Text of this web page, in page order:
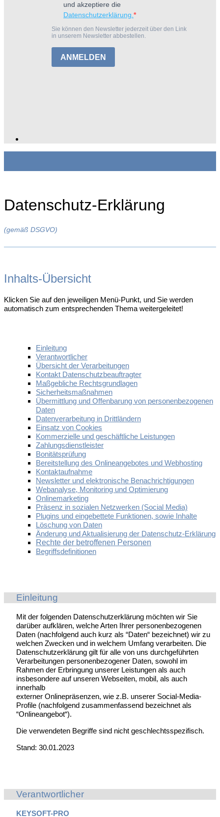
und akzeptiere die
Datenschutzerklärung.
Sie können den Newsletter jederzeit über den Link
in unserem Newsletter abbestellen.
ANMELDEN
Datenschutz-Erklärung
(gemäß DSGVO)
Inhalts-Übersicht
Klicken Sie auf den jeweiligen Menü-Punkt, und Sie werden
automatisch zum entsprechenden Thema weitergeleitet!
Einleitung
Verantwortlicher
Übersicht der Verarbeitungen
Kontakt Datenschutzbeauftragter
Maßgebliche Rechtsgrundlagen
Sicherheitsmaßnahmen
Übermittlung und Offenbarung von personenbezogenen
Daten
Datenverarbeitung in Drittländern
Einsatz von Cookies
Kommerzielle und geschäftliche Leistungen
Zahlungsdienstleister
Bonitätsprüfung
Bereitstellung des Onlineangebotes und Webhosting
Kontaktaufnahme
Newsletter und elektronische Benachrichtigungen
Webanalyse, Monitoring und Optimierung
Onlinemarketing
Präsenz in sozialen Netzwerken (Social Media)
Plugins und eingebettete Funktionen, sowie Inhalte
Löschung von Daten
Änderung und Aktualisierung der Datenschutz-Erklärung
Rechte der betroffenen Personen
Begriffsdefinitionen
Einleitung
Mit der folgenden Datenschutzerklärung möchten wir Sie
darüber aufklären, welche Arten Ihrer personenbezogenen
Daten (nachfolgend auch kurz als “Daten“ bezeichnet) wir zu
welchen Zwecken und in welchem Umfang verarbeiten. Die
Datenschutzerklärung gilt für alle von uns durchgeführten
Verarbeitungen personenbezogener Daten, sowohl im
Rahmen der Erbringung unserer Leistungen als auch
insbesondere auf unseren Webseiten, mobil, als auch
innerhalb
externer Onlinepräsenzen, wie z.B. unserer Social-Media-
Profile (nachfolgend zusammenfassend bezeichnet als
“Onlineangebot“).
Die verwendeten Begriffe sind nicht geschlechtsspezifisch.
Stand: 30.01.2023
Verantwortlicher
KEYSOFT-PRO